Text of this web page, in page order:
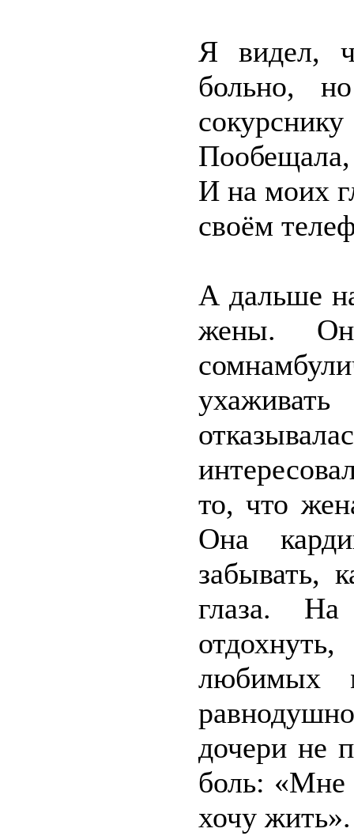
Я видел,
больно,
И на моих
своём
А дальше
жены.
то, что
Она
забывать,
глаза. На
любимых
дочери не
боль: «Мне
хочу жить».